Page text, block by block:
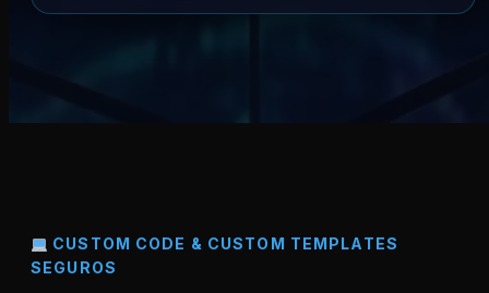
CUSTOM CODE & CUSTOM TEMPLATES
SEGUROS